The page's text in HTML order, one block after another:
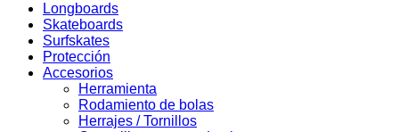
Longboards
Skateboards
Surfskates
Protección
Accesorios
Herramienta
Rodamiento de bolas
Herrajes / Tornillos